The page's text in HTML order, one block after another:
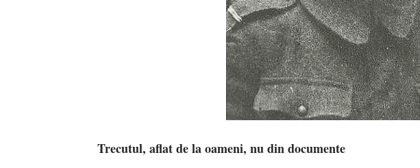
Trecutul, aflat de la oameni, nu din documente